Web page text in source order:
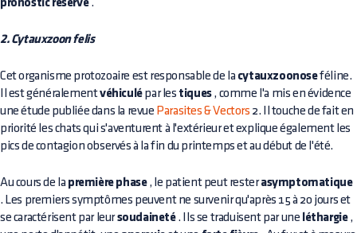
pronostic réservé.
2. Cytauxzoon felis
Cet organisme protozoaire est responsable de la cytauxzoonoseféline.
Il est généralementvéhiculépar les tiques, comme l'a mis en évidence
une étude publiée dans la revue Parasites & Vectors 2. Il touche de fait en
priorité les chats qui s'aventurent à l'extérieur et explique également les
pics de contagion observés à la fin du printemps et au début de l'été.
Au cours de la première phase, le patient peut resterasymptomatique
. Les premiers symptômes peuvent ne survenir qu'après 15 à 20 jours et
se caractérisent par leursoudaineté. Ils se traduisent par une léthargie,